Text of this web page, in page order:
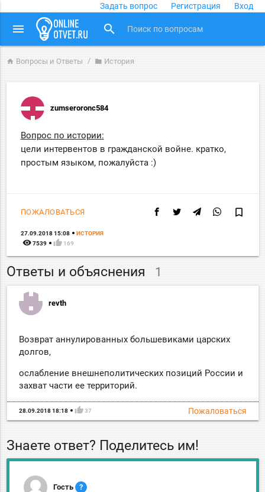
Задать вопрос Регистрация Вход
menu search
home Вопросы и Ответы folder История
zumseroronc584
Вопрос по истории:
цели интервентов в гражданской войне. кратко,
простым языком, пожалуйста :)
ПОЖАЛОВАТЬСЯ bookmark_border
27.09.2018 15:08 ИСТОРИЯ
remove_red_eye 7539 thumb_up 169
Ответы и объяснения 1
revth
Возврат аннулированных большевиками царских
долгов,
ослабление внешнеполитических позиций России и
захват части ее территорий.
Пожаловаться
28.09.2018 18:18 thumb_up 37
Знаете ответ? Поделитесь им!
Гость ?